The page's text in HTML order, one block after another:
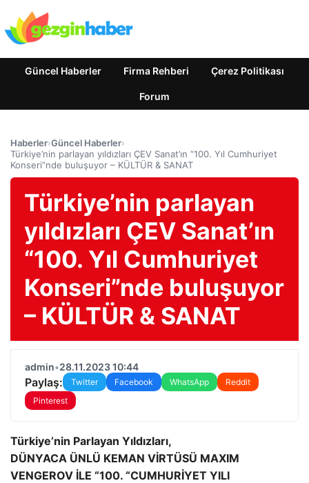
Güncel Haberler Firma Rehberi Çerez Politikası
Forum
Haberler›Güncel Haberler›
Türkiye’nin parlayan yıldızları ÇEV Sanat’ın “100. Yıl Cumhuriyet
Konseri”nde buluşuyor – KÜLTÜR & SANAT
Türkiye’nin parlayan
yıldızları ÇEV Sanat’ın
“100. Yıl Cumhuriyet
Konseri”nde buluşuyor
– KÜLTÜR & SANAT
admin•28.11.2023 10:44
Paylaş: Twitter Facebook WhatsApp
Reddit
Pinterest
Türkiye’nin Parlayan Yıldızları,
DÜNYACA ÜNLÜ KEMAN VİRTÜSÜ MAXIM
VENGEROV İLE “100. “CUMHURİYET YILI